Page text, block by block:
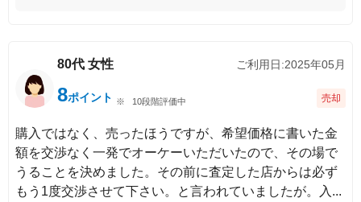
80代 女性 ご利用日:2025年05月
8ポイント 10段階評価中 売却
購入ではなく、売ったほうですが、希望価格に書いた金
額を交渉なく一発でオーケーいただいたので、その場で
うることを決めました。その前に査定した店からは必ず
もう1度交渉させて下さい。と言われていましたが。入